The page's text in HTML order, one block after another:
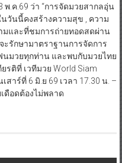
พ.ค.69 ว่า “การจัดมวยสากลอุ่น
นวันนี้คงสร้างความสุข , ความ
มและที่ชมการถ่ายทอดสดผ่าน
ะรักษามาตราฐานการจัดการ
มวยทุกท่าน และพบกับมวยไทย
รติที่ เวทีมวย World Siam
าร์ที่ 6 มิ.ย 69 เวลา 17.30 น. –
ดือดต้องไม่พลาด